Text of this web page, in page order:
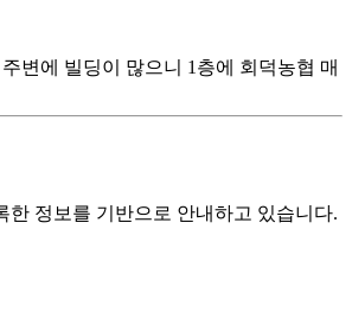
변에 빌딩이 많으니 1층에 회덕농협 매
정보를 기반으로 안내하고 있습니다.